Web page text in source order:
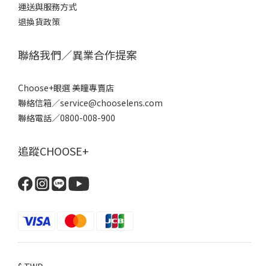
運送與服務方式
退換貨政策
聯絡我們／異業合作提案
Choose+眼選 美瞳專賣店
聯絡信箱／service@chooselens.com
聯絡電話／0800-008-900
追蹤CHOOSE+